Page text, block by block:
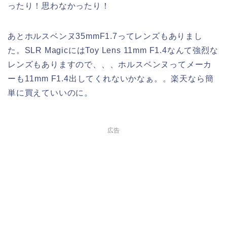
ったり！思わなかったり！
あとホルスベンヌ35mmF1.7ってレンズもありまし
た。SLR MagicにはToy Lens 11mm F1.4なんて強烈な
レンズもありますので、、、ホルスベンヌってメーカ
ーも11mm F1.4出してくれないかなぁ。。楽天なら簡
単に買えていいのに。
広告